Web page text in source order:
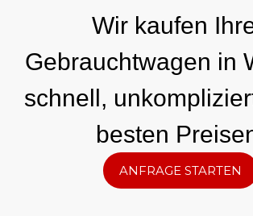
Wir kaufen
Gebrauchtwagen in
schnell,
besten
ANFRAGE STARTEN